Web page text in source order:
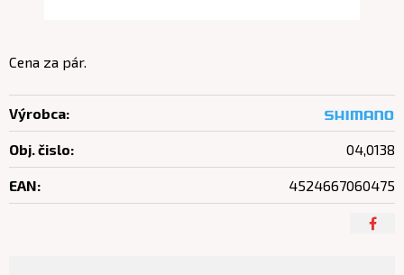
Cena za pár.
Výrobca:
Obj. čislo: 04,0138
EAN: 4524667060475